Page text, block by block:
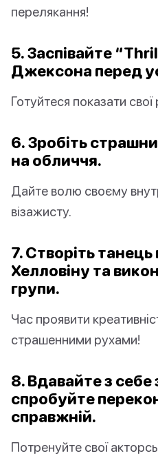
перелякання!
5. Заспівайте
Джексона перед
Готуйтеся показати свої
6. Зробіть
на обличчя.
Дайте волю своєму
візажисту.
7. Створіть
Хелловіну та
групи.
Час проявити
страшенними рухами!
8. Вдавайте з себе
спробуйте
справжній.
Потренуйте свої